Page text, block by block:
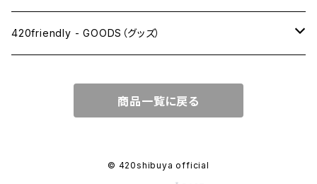
キングサイズスリム
キングサイズワイド
420friendly - GOODS（グッズ）
JOINT（ジョイント系）
CLEANING（掃除・保管）
商品一覧に戻る
© 420shibuya official